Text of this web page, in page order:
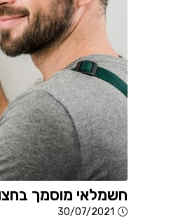
חשמלאי מוסמך
30/07/2021